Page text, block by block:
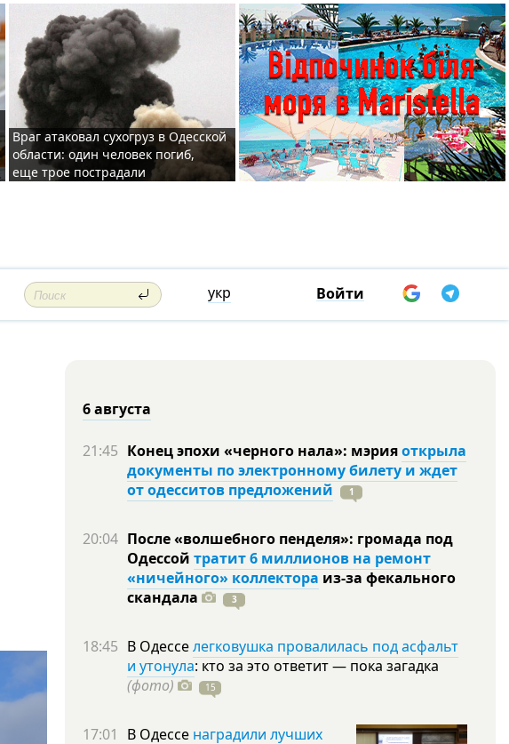
Враг атаковал сухогруз в Одесской
области: один человек погиб,
еще трое пострадали
укр Войти
6 августа
21:45 Конец эпохи «черного нала»: мэрияоткрыла
документы по электронному билету и ждет
от одесситов предложений
1
20:04 После «волшебного пенделя»: громада под
Одессой тратит 6 миллионов на ремонт
«ничейного» коллектора из-за фекального
скандала
3
18:45 В Одесселегковушка провалилась под асфальт
и утонула: кто за это ответит — пока загадка
(фото)
15
17:01 В Одессе наградили лучших